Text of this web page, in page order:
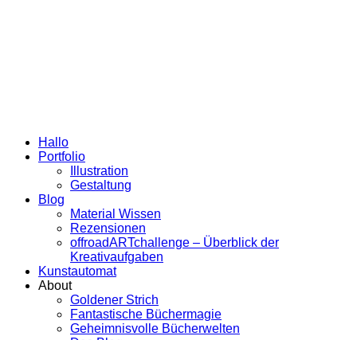
Hallo
Portfolio
Illustration
Gestaltung
Blog
Material Wissen
Rezensionen
offroadARTchallenge – Überblick der
Kreativaufgaben
Kunstautomat
About
Goldener Strich
Fantastische Büchermagie
Geheimnisvolle Bücherwelten